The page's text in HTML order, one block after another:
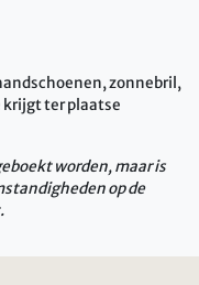
zonnebril,
krijgt ter plaatse
worden, maar is
op de